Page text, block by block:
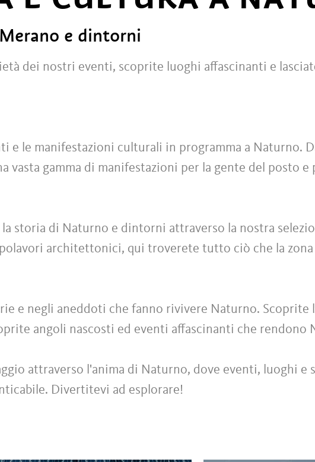
e dintorni
dei nostri eventi, scoprite luoghi affascinanti e
e le manifestazioni culturali in programma a Naturno.
vasta gamma di manifestazioni per la gente del posto
la storia di Naturno e dintorni attraverso la nostra
architettonici, qui troverete tutto ciò che la
e negli aneddoti che fanno rivivere Naturno. Scoprite
angoli nascosti ed eventi affascinanti che rendono
attraverso l'anima di Naturno, dove eventi, luoghi e
Divertitevi ad esplorare!